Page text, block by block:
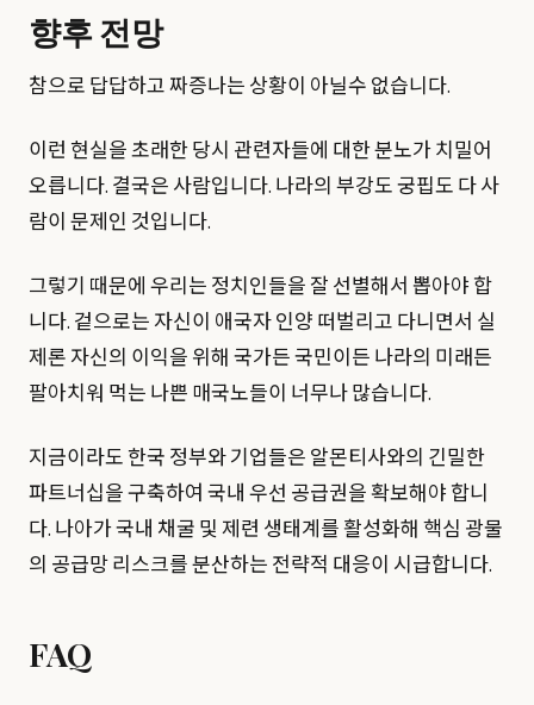
향후 전망
참으로 답답하고 짜증나는 상황이 아닐수 없습니다.
이런 현실을 초래한 당시 관련자들에 대한 분노가 치밀어
오릅니다. 결국은 사람입니다. 나라의 부강도 궁핍도 다 사
람이 문제인 것입니다.
그렇기 때문에 우리는 정치인들을 잘 선별해서 뽑아야 합
니다. 겉으로는 자신이 애국자 인양 떠벌리고 다니면서 실
제론 자신의 이익을 위해 국가든 국민이든 나라의 미래든
팔아치워 먹는 나쁜 매국노들이 너무나 많습니다.
지금이라도 한국 정부와 기업들은 알몬티사와의 긴밀한
파트너십을 구축하여 국내 우선 공급권을 확보해야 합니
다. 나아가 국내 채굴 및 제련 생태계를 활성화해 핵심 광물
의 공급망 리스크를 분산하는 전략적 대응이 시급합니다.
FAQ